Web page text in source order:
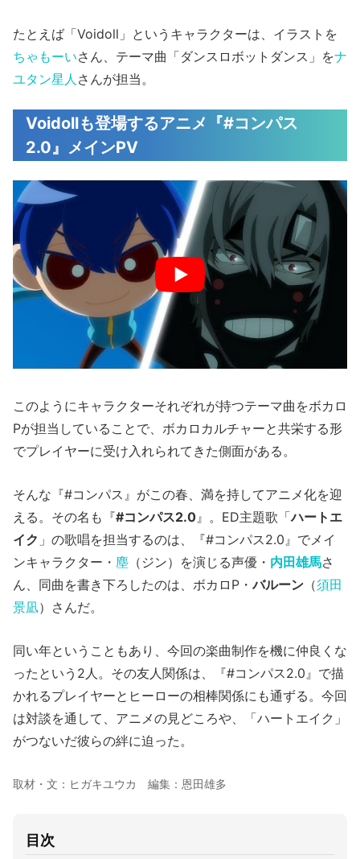
たとえば「Voidoll」というキャラクターは、イラストを
ちゃもーいさん、テーマ曲「ダンスロボットダンス」をナ
ユタン星人 さんが担当。
Voidollも登場するアニメ『#コンパス
2.0』メインPV
このようにキャラクターそれぞれが持つテーマ曲をボカロ
Pが担当していることで、ボカロカルチャーと共栄する形
でプレイヤーに受け入れられてきた側面がある。
そんな『#コンパス』がこの春、満を持してアニメ化を迎
える。その名も『#コンパス2.0 』。ED主題歌「ハートエ
イク 」の歌唱を担当するのは、『#コンパス2.0』でメイ
ンキャラクター・ 塵 （ジン）を演じる声優・ 内田雄馬さ
ん、同曲を書き下ろしたのは、ボカロP・バルーン （須田
景凪）さんだ。
同い年ということもあり、今回の楽曲制作を機に仲良くな
ったという2人。その友人関係は、『#コンパス2.0』で描
かれるプレイヤーとヒーローの相棒関係にも通ずる。今回
は対談を通して、アニメの見どころや、「ハートエイク」
がつないだ彼らの絆に迫った。
取材・文：ヒガキユウカ 編集：恩田雄多
目次